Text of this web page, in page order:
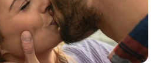
รับความนิยมสูงสุดในไทย